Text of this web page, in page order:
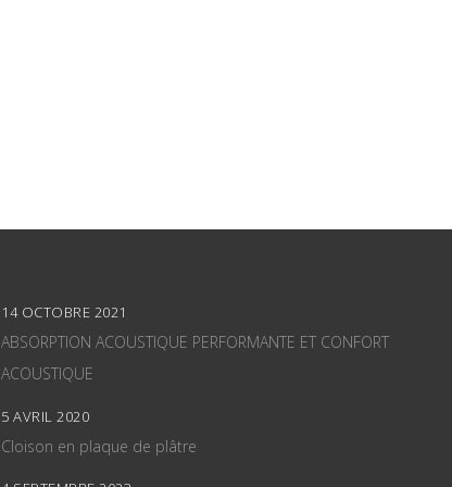
14 OCTOBRE 2021
ABSORPTION ACOUSTIQUE PERFORMANTE ET CONFORT
ACOUSTIQUE
5 AVRIL 2020
Cloison en plaque de plâtre